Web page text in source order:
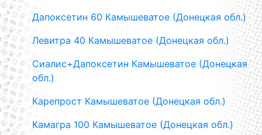
Дапоксетин 60 Камышеватое (Донецкая обл.)
Левитра 40 Камышеватое (Донецкая обл.)
Сиалис+Дапоксетин Камышеватое (Донецкая
обл.)
Карепрост Камышеватое (Донецкая обл.)
Камагра 100 Камышеватое (Донецкая обл.)